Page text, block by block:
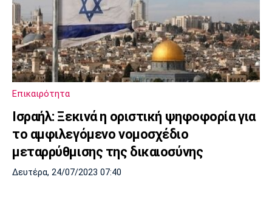
Επικαιρότητα
Ισραήλ: Ξεκινά η οριστική ψηφοφορία για
το αμφιλεγόμενο νομοσχέδιο
μεταρρύθμισης της δικαιοσύνης
Δευτέρα, 24/07/2023 07:40